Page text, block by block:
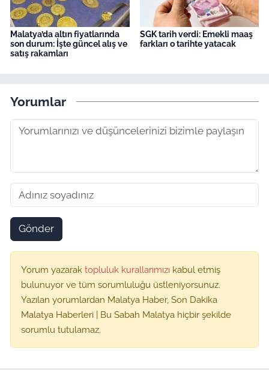
Malatya’da altın fiyatlarında
son durum: İşte güncel alış ve
satış rakamları
SGK tarih verdi: Emekli maaş
farkları o tarihte yatacak
Yorumlar
Gönder
Yorum yazarak topluluk kurallarımızı kabul etmiş
bulunuyor ve tüm sorumluluğu üstleniyorsunuz.
Yazılan yorumlardan Malatya Haber, Son Dakika
Malatya Haberleri | Bu Sabah Malatya hiçbir şekilde
sorumlu tutulamaz.